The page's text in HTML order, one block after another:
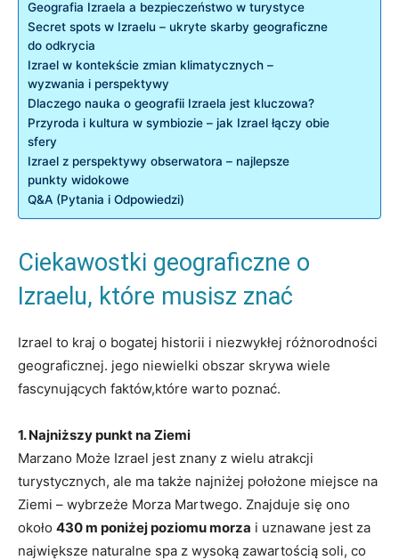
Geografia Izraela a bezpieczeństwo w turystyce
Secret spots w Izraelu – ukryte skarby geograficzne
do odkrycia
Izrael w kontekście zmian klimatycznych –
wyzwania i perspektywy
Dlaczego nauka o geografii Izraela jest kluczowa?
Przyroda i kultura w symbiozie – jak Izrael łączy obie
sfery
Izrael z perspektywy obserwatora – najlepsze
punkty widokowe
Q&A (Pytania i Odpowiedzi)
Ciekawostki geograficzne o
Izraelu, które musisz znać
Izrael to kraj o bogatej historii i niezwykłej różnorodności
geograficznej. jego niewielki obszar skrywa wiele
fascynujących faktów,które warto poznać.
1. Najniższy punkt na Ziemi
Marzano Może Izrael jest znany z wielu atrakcji
turystycznych, ale ma także najniżej położone miejsce na
Ziemi – wybrzeże Morza Martwego. Znajduje się ono
około 430 m poniżej poziomu morza i uznawane jest za
największe naturalne spa z wysoką zawartością soli, co